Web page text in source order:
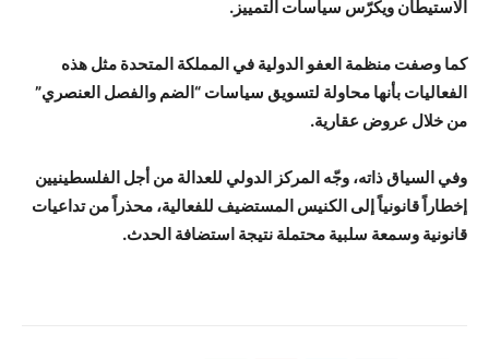
الاستيطان ويكرّس سياسات التمييز.
كما وصفت منظمة العفو الدولية في المملكة المتحدة مثل هذه
الفعاليات بأنها محاولة لتسويق سياسات “الضم والفصل العنصري”
من خلال عروض عقارية.
وفي السياق ذاته، وجّه المركز الدولي للعدالة من أجل الفلسطينيين
إخطاراً قانونياً إلى الكنيس المستضيف للفعالية، محذراً من تداعيات
قانونية وسمعة سلبية محتملة نتيجة استضافة الحدث.